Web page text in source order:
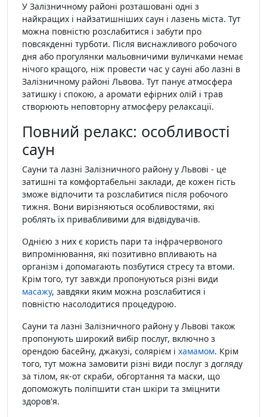
У Залізничному районі розташовані одні з
найкращих і найзатишніших саун і лазень міста. Тут
можна повністю розслабитися і забути про
повсякденні турботи. Після виснажливого робочого
дня або прогулянки мальовничими вуличками немає
нічого кращого, ніж провести час у сауні або лазні в
Залізничному районі Львова. Тут панує атмосфера
затишку і спокою, а аромати ефірних олій і трав
створюють неповторну атмосферу релаксації.
Повний релакс: особливості
саун
Сауни та лазні Залізничного району у Львові - це
затишні та комфортабельні заклади, де кожен гість
зможе відпочити та розслабитися після робочого
тижня. Вони вирізняються особливостями, які
роблять їх привабливими для відвідувачів.
Однією з них є користь пари та інфрачервоного
випромінювання, які позитивно впливають на
організм і допомагають позбутися стресу та втоми.
Крім того, тут завжди пропонуються різні види
масажу, завдяки яким можна розслабитися і
повністю насолодитися процедурою.
Сауни та лазні Залізничного району у Львові також
пропонують широкий вибір послуг, включно з
орендою басейну, джакузі, солярієм і хамамом. Крім
того, тут можна замовити різні види послуг з догляду
за тілом, як-от скраби, обгортання та маски, що
допоможуть поліпшити стан шкіри та зміцнити
здоров'я.